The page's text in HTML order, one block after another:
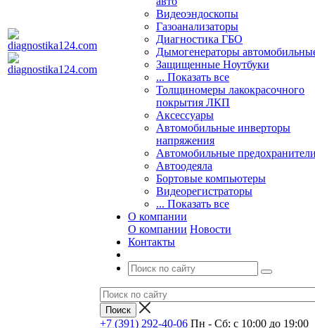
Видеоэндоскопы
Газоанализаторы
Диагностика ГБО
Дымогенераторы
Защищенные Ноутбуки
... Показать все
Толщиномеры лакокрасочного
покрытия ЛКП
Аксессуары
Автомобильные инверторы
напряжения
Автомобильные
Автоодеяла
Бортовые компьютеры
Видеорегистраторы
... Показать все
О компании
О компании Новости
Контакты
+7 (391) 292-40-06 Пн - Сб: c 10:00 до 19:00